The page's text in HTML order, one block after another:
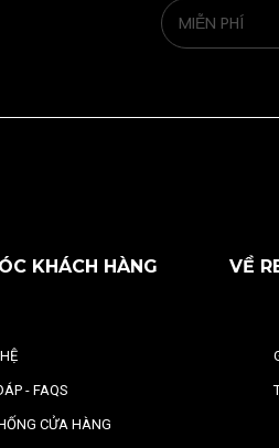
KHÁCH HÀNG
- FAQS
CỬA HÀNG
VỀ